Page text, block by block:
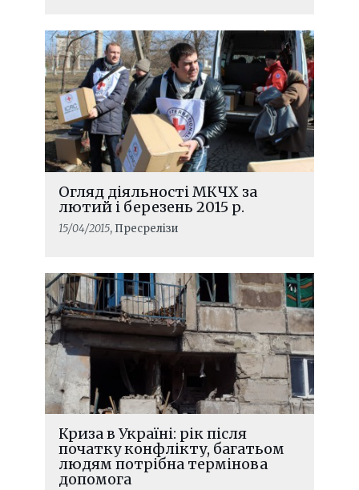
Огляд діяльності МКЧХ за
лютий і березень 2015 р.
15/04/2015, Пресрелізи
Криза в Україні: рік після
початку конфлікту, багатьом
людям потрібна термінова
допомога